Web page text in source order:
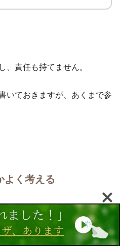
、責任も持てません。
いておきますが、あくまで参
よく考える